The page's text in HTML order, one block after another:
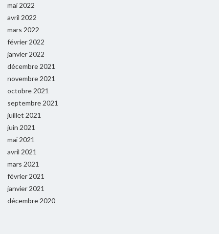
mai 2022
avril 2022
mars 2022
février 2022
janvier 2022
décembre 2021
novembre 2021
octobre 2021
septembre 2021
juillet 2021
juin 2021
mai 2021
avril 2021
mars 2021
février 2021
janvier 2021
décembre 2020